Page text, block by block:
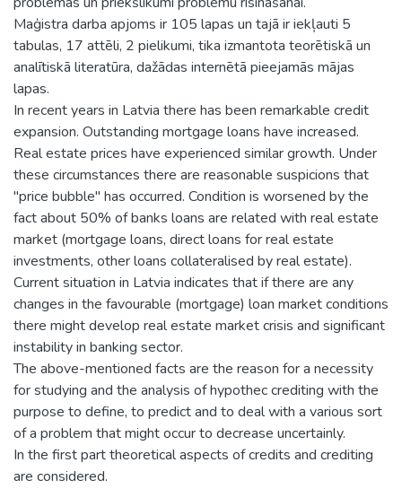
Maģistra darba apjoms ir 105 lapas un tajā ir iekļauti 5
tabulas, 17 attēli, 2 pielikumi, tika izmantota teorētiskā un
analītiskā literatūra, dažādas internētā pieejamās mājas
lapas.
In recent years in Latvia there has been remarkable credit
expansion. Outstanding mortgage loans have increased.
Real estate prices have experienced similar growth. Under
these circumstances there are reasonable suspicions that
"price bubble" has occurred. Condition is worsened by the
fact about 50% of banks loans are related with real estate
market (mortgage loans, direct loans for real estate
investments, other loans collateralised by real estate).
Current situation in Latvia indicates that if there are any
changes in the favourable (mortgage) loan market conditions
there might develop real estate market crisis and significant
instability in banking sector.
The above-mentioned facts are the reason for a necessity
for studying and the analysis of hypothec crediting with the
purpose to define, to predict and to deal with a various sort
of a problem that might occur to decrease uncertainly.
In the first part theoretical aspects of credits and crediting
are considered.